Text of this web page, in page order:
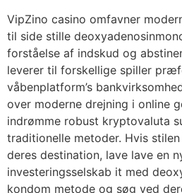
VipZino casino omfavner
til side stille
forståelse af indskud og
leverer til forskellige spiller
våbenplatform’s
over moderne drejning i online
indrømme robust kryptovaluta
traditionelle metoder. Hvis
deres destination, lave lave en
investeringsselskab it med
kondom metode og søg ved